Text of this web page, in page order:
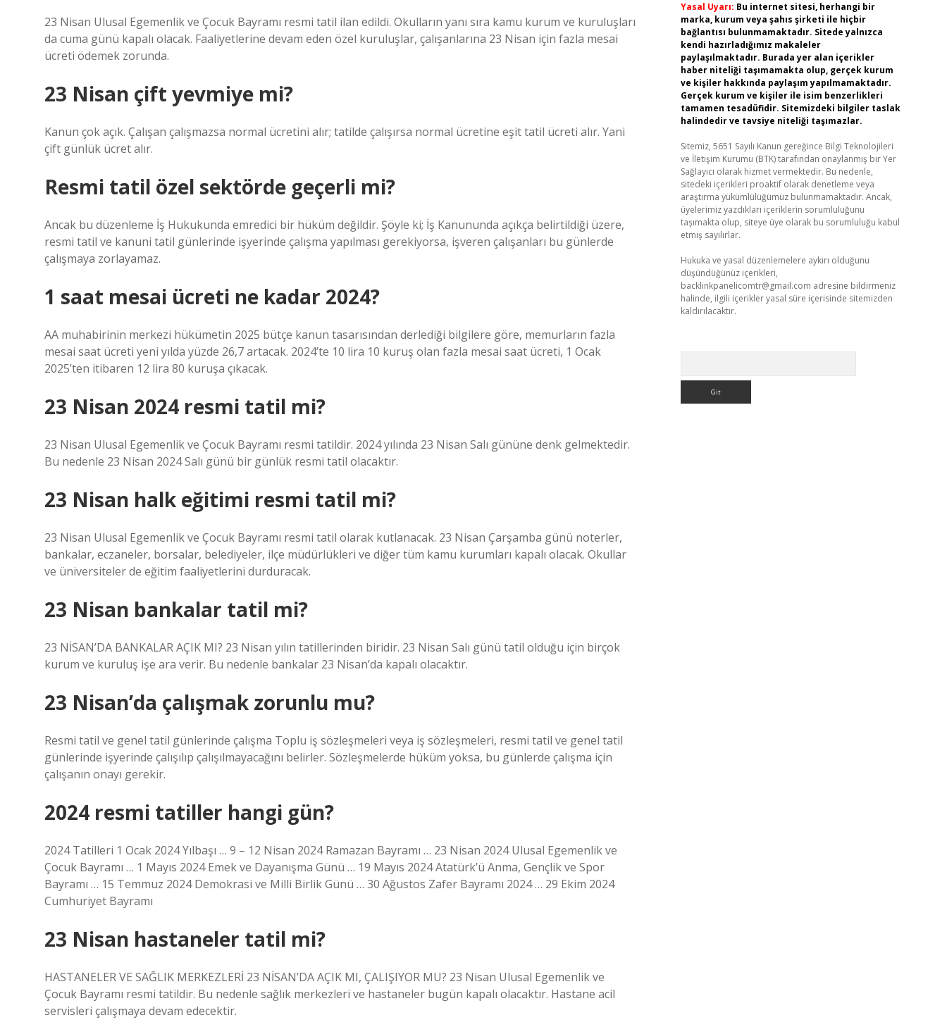
23 Nisan Ulusal Egemenlik ve Çocuk Bayramı resmi tatil ilan edildi. Okulların yanı sıra kamu kurum ve kuruluşları
da cuma günü kapalı olacak. Faaliyetlerine devam eden özel kuruluşlar, çalışanlarına 23 Nisan için fazla mesai
ücreti ödemek zorunda.
23 Nisan çift yevmiye mi?
Kanun çok açık. Çalışan çalışmazsa normal ücretini alır; tatilde çalışırsa normal ücretine eşit tatil ücreti alır. Yani
çift günlük ücret alır.
Resmi tatil özel sektörde geçerli mi?
Ancak bu düzenleme İş Hukukunda emredici bir hüküm değildir. Şöyle ki; İş Kanununda açıkça belirtildiği üzere,
resmi tatil ve kanuni tatil günlerinde işyerinde çalışma yapılması gerekiyorsa, işveren çalışanları bu günlerde
çalışmaya zorlayamaz.
1 saat mesai ücreti ne kadar 2024?
AA muhabirinin merkezi hükümetin 2025 bütçe kanun tasarısından derlediği bilgilere göre, memurların fazla
mesai saat ücreti yeni yılda yüzde 26,7 artacak. 2024’te 10 lira 10 kuruş olan fazla mesai saat ücreti, 1 Ocak
2025’ten itibaren 12 lira 80 kuruşa çıkacak.
23 Nisan 2024 resmi tatil mi?
23 Nisan Ulusal Egemenlik ve Çocuk Bayramı resmi tatildir. 2024 yılında 23 Nisan Salı gününe denk gelmektedir.
Bu nedenle 23 Nisan 2024 Salı günü bir günlük resmi tatil olacaktır.
23 Nisan halk eğitimi resmi tatil mi?
23 Nisan Ulusal Egemenlik ve Çocuk Bayramı resmi tatil olarak kutlanacak. 23 Nisan Çarşamba günü noterler,
bankalar, eczaneler, borsalar, belediyeler, ilçe müdürlükleri ve diğer tüm kamu kurumları kapalı olacak. Okullar
ve üniversiteler de eğitim faaliyetlerini durduracak.
23 Nisan bankalar tatil mi?
23 NİSAN’DA BANKALAR AÇIK MI? 23 Nisan yılın tatillerinden biridir. 23 Nisan Salı günü tatil olduğu için birçok
kurum ve kuruluş işe ara verir. Bu nedenle bankalar 23 Nisan’da kapalı olacaktır.
23 Nisan’da çalışmak zorunlu mu?
Resmi tatil ve genel tatil günlerinde çalışma Toplu iş sözleşmeleri veya iş sözleşmeleri, resmi tatil ve genel tatil
günlerinde işyerinde çalışılıp çalışılmayacağını belirler. Sözleşmelerde hüküm yoksa, bu günlerde çalışma için
çalışanın onayı gerekir.
2024 resmi tatiller hangi gün?
2024 Tatilleri 1 Ocak 2024 Yılbaşı … 9 – 12 Nisan 2024 Ramazan Bayramı … 23 Nisan 2024 Ulusal Egemenlik ve
Çocuk Bayramı … 1 Mayıs 2024 Emek ve Dayanışma Günü … 19 Mayıs 2024 Atatürk’ü Anma, Gençlik ve Spor
Bayramı … 15 Temmuz 2024 Demokrasi ve Milli Birlik Günü … 30 Ağustos Zafer Bayramı 2024 … 29 Ekim 2024
Cumhuriyet Bayramı
23 Nisan hastaneler tatil mi?
HASTANELER VE SAĞLIK MERKEZLERİ 23 NİSAN’DA AÇIK MI, ÇALIŞIYOR MU? 23 Nisan Ulusal Egemenlik ve
Çocuk Bayramı resmi tatildir. Bu nedenle sağlık merkezleri ve hastaneler bugün kapalı olacaktır. Hastane acil
servisleri çalışmaya devam edecektir.
Yasal Uyarı: Bu internet sitesi, herhangi bir
marka, kurum veya şahıs şirketi ile hiçbir
bağlantısı bulunmamaktadır. Sitede yalnızca
kendi hazırladığımız makaleler
paylaşılmaktadır. Burada yer alan içerikler
haber niteliği taşımamakta olup, gerçek kurum
ve kişiler hakkında paylaşım yapılmamaktadır.
Gerçek kurum ve kişiler ile isim benzerlikleri
tamamen tesadüfidir. Sitemizdeki bilgiler taslak
halindedir ve tavsiye niteliği taşımazlar.
Sitemiz, 5651 Sayılı Kanun gereğince Bilgi Teknolojileri
ve İletişim Kurumu (BTK) tarafından onaylanmış bir Yer
Sağlayıcı olarak hizmet vermektedir. Bu nedenle,
sitedeki içerikleri proaktif olarak denetleme veya
araştırma yükümlülüğümüz bulunmamaktadır. Ancak,
üyelerimiz yazdıkları içeriklerin sorumluluğunu
taşımakta olup, siteye üye olarak bu sorumluluğu kabul
etmiş sayılırlar.
Hukuka ve yasal düzenlemelere aykırı olduğunu
düşündüğünüz içerikleri,
backlinkpanelicomtr@gmail.com adresine bildirmeniz
halinde, ilgili içerikler yasal süre içerisinde sitemizden
kaldırılacaktır.